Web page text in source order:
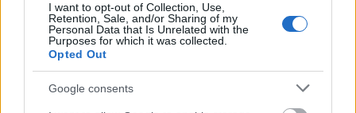
I want to opt-out of Collection, Use,
Retention, Sale, and/or Sharing of my
Personal Data that Is Unrelated with the
Purposes for which it was collected.
Opted Out
Google consents